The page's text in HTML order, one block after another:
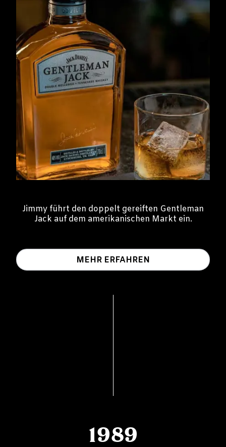
Jimmy führt den doppelt gereiften Gentleman
Jack auf dem amerikanischen Markt ein.
MEHR ERFAHREN
1989